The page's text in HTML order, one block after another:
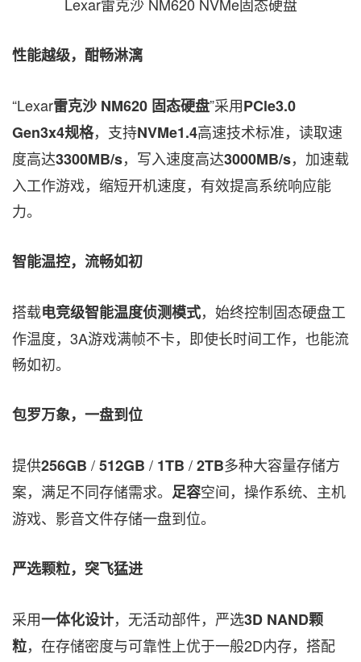
Lexar雷克沙 NM620 NVMe固态硬盘
性能越级，酣畅淋漓
“Lexar雷克沙 NM620 固态硬盘”采用PCle3.0
Gen3x4规格，支持NVMe1.4高速技术标准，读取速
度高达3300MB/s，写入速度高达3000MB/s，加速载
入工作游戏，缩短开机速度，有效提高系统响应能
力。
智能温控，流畅如初
搭载电竞级智能温度侦测模式，始终控制固态硬盘工
作温度，3A游戏满帧不卡，即使长时间工作，也能流
畅如初。
包罗万象，一盘到位
提供256GB /512GB / 1TB /2TB多种大容量存储方
案，满足不同存储需求。 足容空间，操作系统、主机
游戏、影音文件存储一盘到位。
严选颗粒，突飞猛进
采用一体化设计，无活动部件，严选3D NAND颗
粒，在存储密度与可靠性上优于一般2D内存，搭配